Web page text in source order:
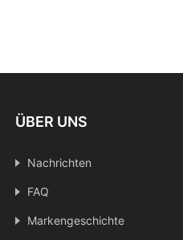
ÜBER UNS
Nachrichten
FAQ
Markengeschichte